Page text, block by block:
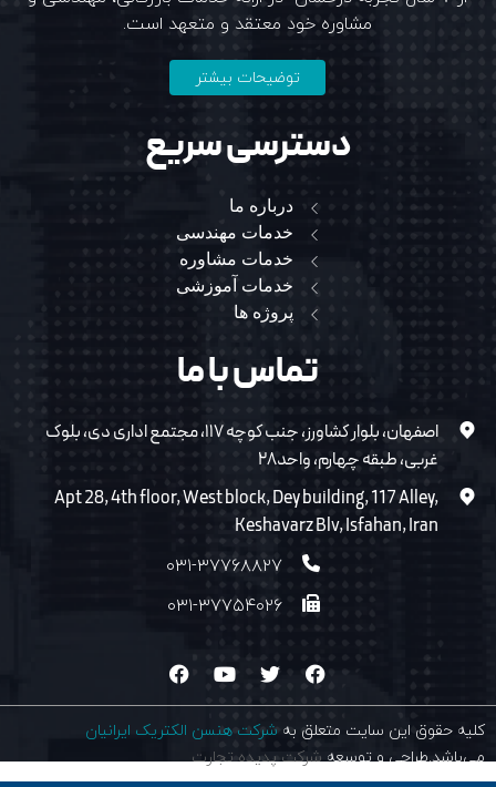
مشاوره خود معتقد و متعهد است.
توضیحات بیشتر
دسترسی سریع
درباره ما
خدمات مهندسی
خدمات مشاوره
خدمات آموزشی
پروژه ها
تماس با ما
اصفهان، بلوار کشاورز، جنب کوچه ۱۱۷، مجتمع اداری دی، بلوک
غربی، طبقه چهارم، واحد۲۸
Apt 28, 4th floor, West block, Dey building, 117 Alley,
Keshavarz Blv, Isfahan, Iran
۰۳۱-۳۷۷۶۸۸۲۷
۰۳۱-۳۷۷۵۴۰۲۶
کلیه حقوق این سایت متعلق بهشرکت هنسن الکتریک ایرانیان
می‌باشد.طراحی و توسعهشرکت پدیده تجارت